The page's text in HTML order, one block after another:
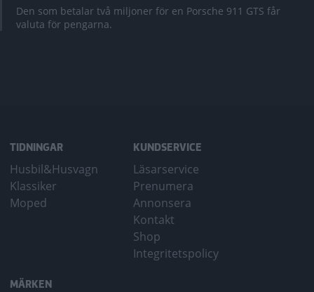
Den som betalar två miljoner för en Porsche 911 GTS får
valuta för pengarna.
TIDNINGAR
Husbil&Husvagn
Klassiker
Moped
KUNDSERVICE
Läsarservice
Prenumera
Annonsera
Kontakt
Shop
Integritetspolicy
MÄRKEN